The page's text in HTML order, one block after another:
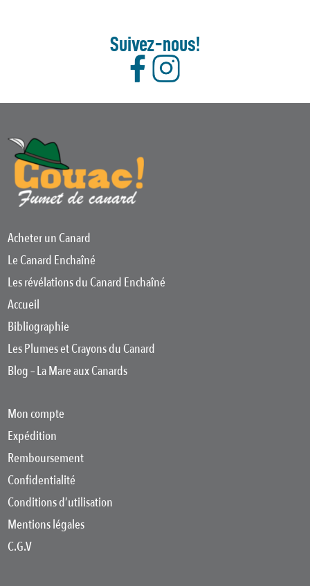
Suivez-nous!
Acheter un Canard
Le Canard Enchaîné
Les révélations du Canard Enchaîné
Accueil
Bibliographie
Les Plumes et Crayons du Canard
Blog – La Mare aux Canards
Mon compte
Expédition
Remboursement
Confidentialité
Conditions d’utilisation
Mentions légales
C.G.V